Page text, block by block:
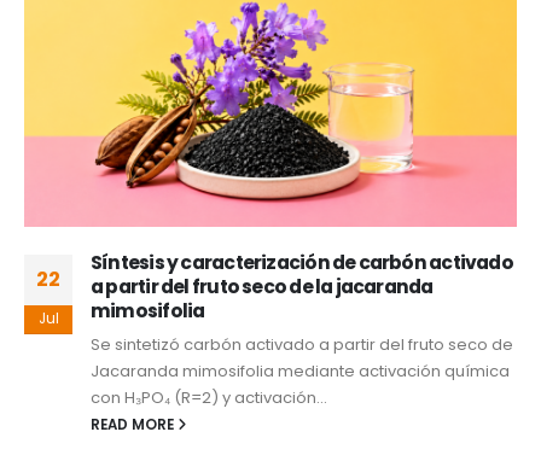
22
Jul
Síntesis y caracterización de carbón activado
a partir del fruto seco de la jacaranda
mimosifolia
Se sintetizó carbón activado a partir del fruto seco de
Jacaranda mimosifolia mediante activación química
con H₃PO₄ (R=2) y activación...
READ MORE